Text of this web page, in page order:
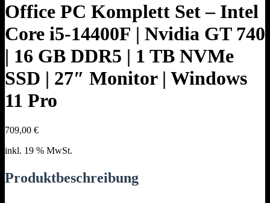
Office PC Komplett Set – Intel
Core i5-14400F | Nvidia GT 740
| 16 GB DDR5 | 1 TB NVMe
SSD | 27″ Monitor | Windows
11 Pro
709,00 €
inkl. 19 % MwSt.
Produktbeschreibung